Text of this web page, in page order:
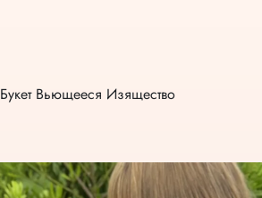
Букет Вьющееся Изящество